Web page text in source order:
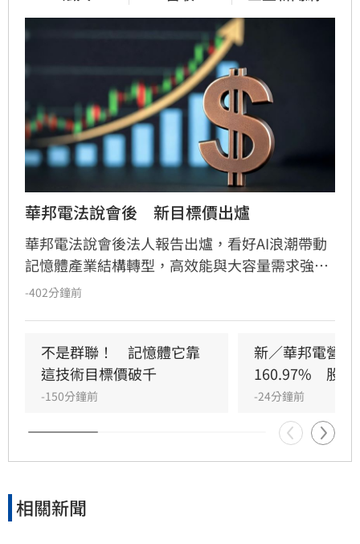
華邦電法說會後　新目標價出爐
華邦電法說會後法人報告出爐，看好AI浪潮帶動
記憶體產業結構轉型，高效能與大容量需求強
勁，推升DRAM與Flash報價持續走揚。華邦電第
擎，公司並大幅調升2026年資本支出至395億
元，全力衝刺高雄廠擴產與先進製程。法人分析
指出，隨AI需求爆發，2027年記憶體供需缺口將
擴大，華邦電中長線營運看俏，兩家本土券商分
別給予200元及275元目標價，市場對其獲利爆發
力寄予厚望。提醒投資人，投資股票具備風險，
-402分鐘前
不是群聯！　記憶體它靠
這技術目標價破千
-150分鐘前
新／華邦電營收
160.97%　股價
-24分鐘前
相關新聞